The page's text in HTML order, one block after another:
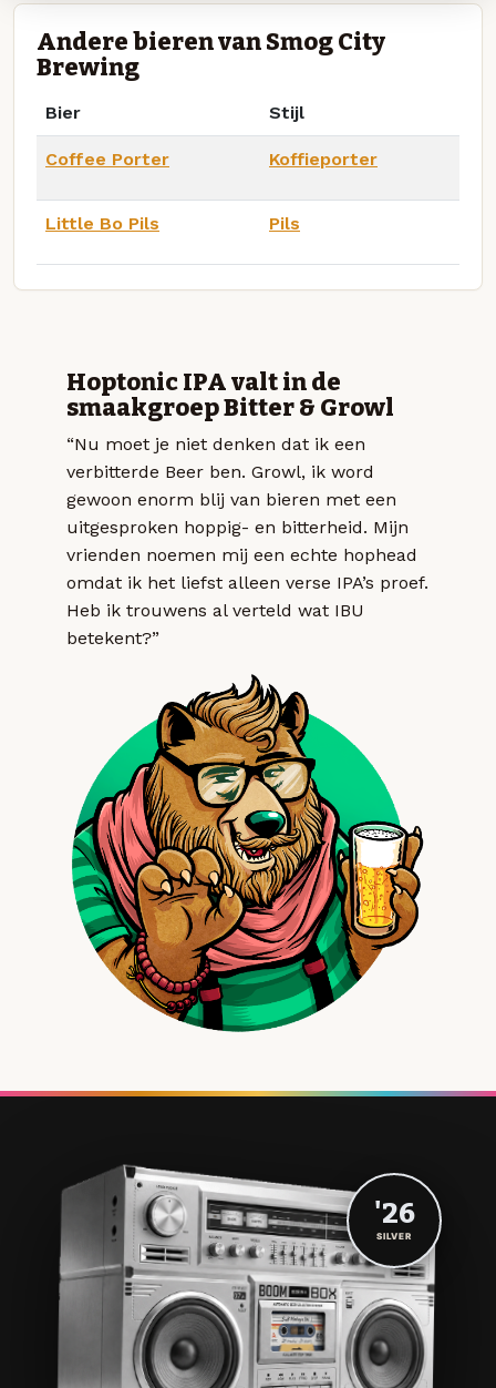
Andere bieren van Smog City
Brewing
Bier Stijl
Coffee Porter Koffieporter
Little Bo Pils Pils
Hoptonic IPA valt in de
smaakgroep Bitter & Growl
“Nu moet je niet denken dat ik een
verbitterde Beer ben. Growl, ik word
gewoon enorm blij van bieren met een
uitgesproken hoppig- en bitterheid. Mijn
vrienden noemen mij een echte hophead
omdat ik het liefst alleen verse IPA’s proef.
Heb ik trouwens al verteld wat IBU
betekent?”
'26
SILVER